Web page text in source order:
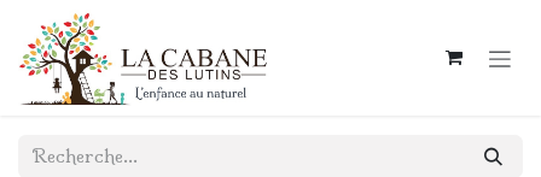
Se rendre au contenu